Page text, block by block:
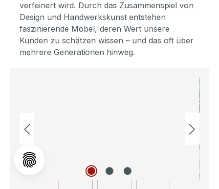
verfeinert wird. Durch das Zusammenspiel von
Design und Handwerkskunst entstehen
faszinierende Möbel, deren Wert unsere
Kunden zu schätzen wissen – und das oft über
mehrere Generationen hinweg.